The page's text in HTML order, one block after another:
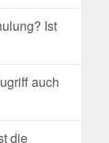
Ist
auch
die